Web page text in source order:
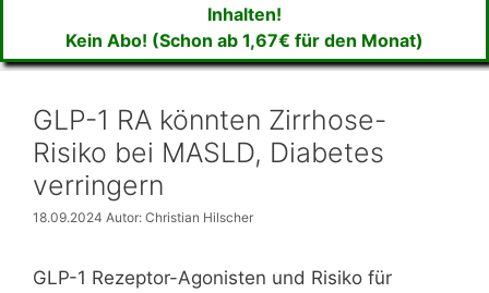
Inhalten!
Kein Abo! (Schon ab 1,67€ für den Monat)
GLP-1 RA könnten Zirrhose-
Risiko bei MASLD, Diabetes
verringern
18.09.2024 Autor: Christian Hilscher
GLP-1 Rezeptor-Agonisten und Risiko für